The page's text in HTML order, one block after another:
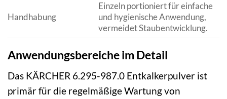
Handhabung
Einzeln portioniert für einfache
und hygienische Anwendung,
vermeidet Staubentwicklung.
Anwendungsbereiche im Detail
Das KÄRCHER 6.295-987.0 Entkalkerpulver ist
primär für die regelmäßige Wartung von